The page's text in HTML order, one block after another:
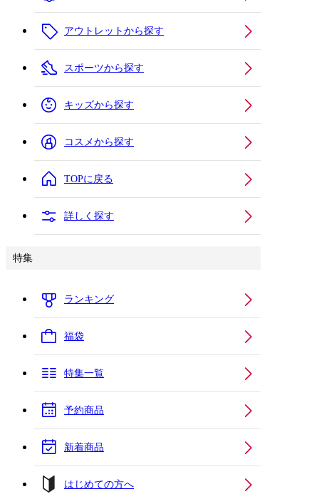
アウトレットから探す
スポーツから探す
キッズから探す
コスメから探す
TOPに戻る
詳しく探す
特集
ランキング
福袋
特集一覧
予約商品
新着商品
はじめての方へ